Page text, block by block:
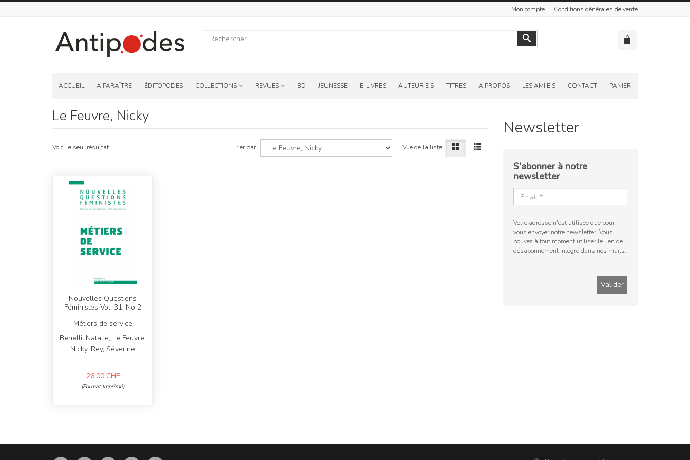
Mon compte Conditions générales de vente
ACCUEIL A PARAÎTRE ÉDITOPODES COLLECTIONS REVUES BD JEUNESSE E-LIVRES AUTEUR·E·S TITRES A PROPOS LES AMI·E·S CONTACT PANIER
Le Feuvre, Nicky
Voici le seul résultat Trier par Vue de la liste:
Nouvelles Questions
Féministes Vol. 31, No 2
Métiers de service
Benelli, Natalie, Le Feuvre,
Nicky, Rey, Séverine
26,00 CHF
(Format Imprimé)
Newsletter
S'abonner à notre
newsletter
Votre adresse n'est utilisée que pour
vous envoyer notre newsletter. Vous
pouvez à tout moment utiliser le lien de
désabonnement intégré dans nos mails.